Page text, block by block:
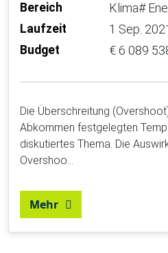
Bereich Klima#
Laufzeit 1 Sep.
Budget € 6 089
Die Überschreitung
Abkommen festgelegten
diskutiertes Thema. Die
Overshoo…
Mehr